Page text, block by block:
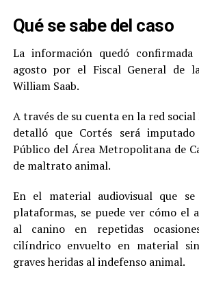
Qué se sabe del caso
La información quedó
agosto por el Fiscal General de
William Saab.
A través de su cuenta en la red
detalló que Cortés será
Público del Área Metropolitana de
de maltrato animal.
En el material audiovisual que
plataformas, se puede ver cómo el
al canino en repetidas
cilíndrico envuelto en material
graves heridas al indefenso animal.